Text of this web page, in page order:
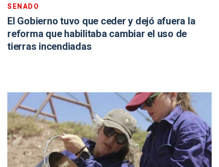
SENADO
El Gobierno tuvo que ceder y dejó afuera la
reforma que habilitaba cambiar el uso de
tierras incendiadas